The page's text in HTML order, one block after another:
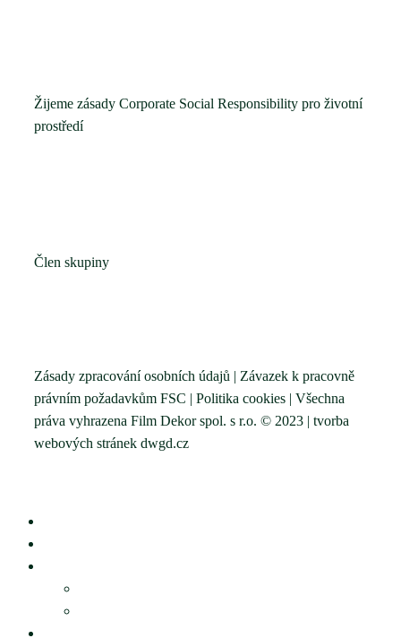
Žijeme zásady Corporate Social Responsibility pro životní
prostředí
Člen skupiny
Zásady zpracování osobních údajů | Závazek k pracovně
právním požadavkům FSC | Politika cookies | Všechna
práva vyhrazena Film Dekor spol. s r.o. © 2023 | tvorba
webových stránek dwgd.cz